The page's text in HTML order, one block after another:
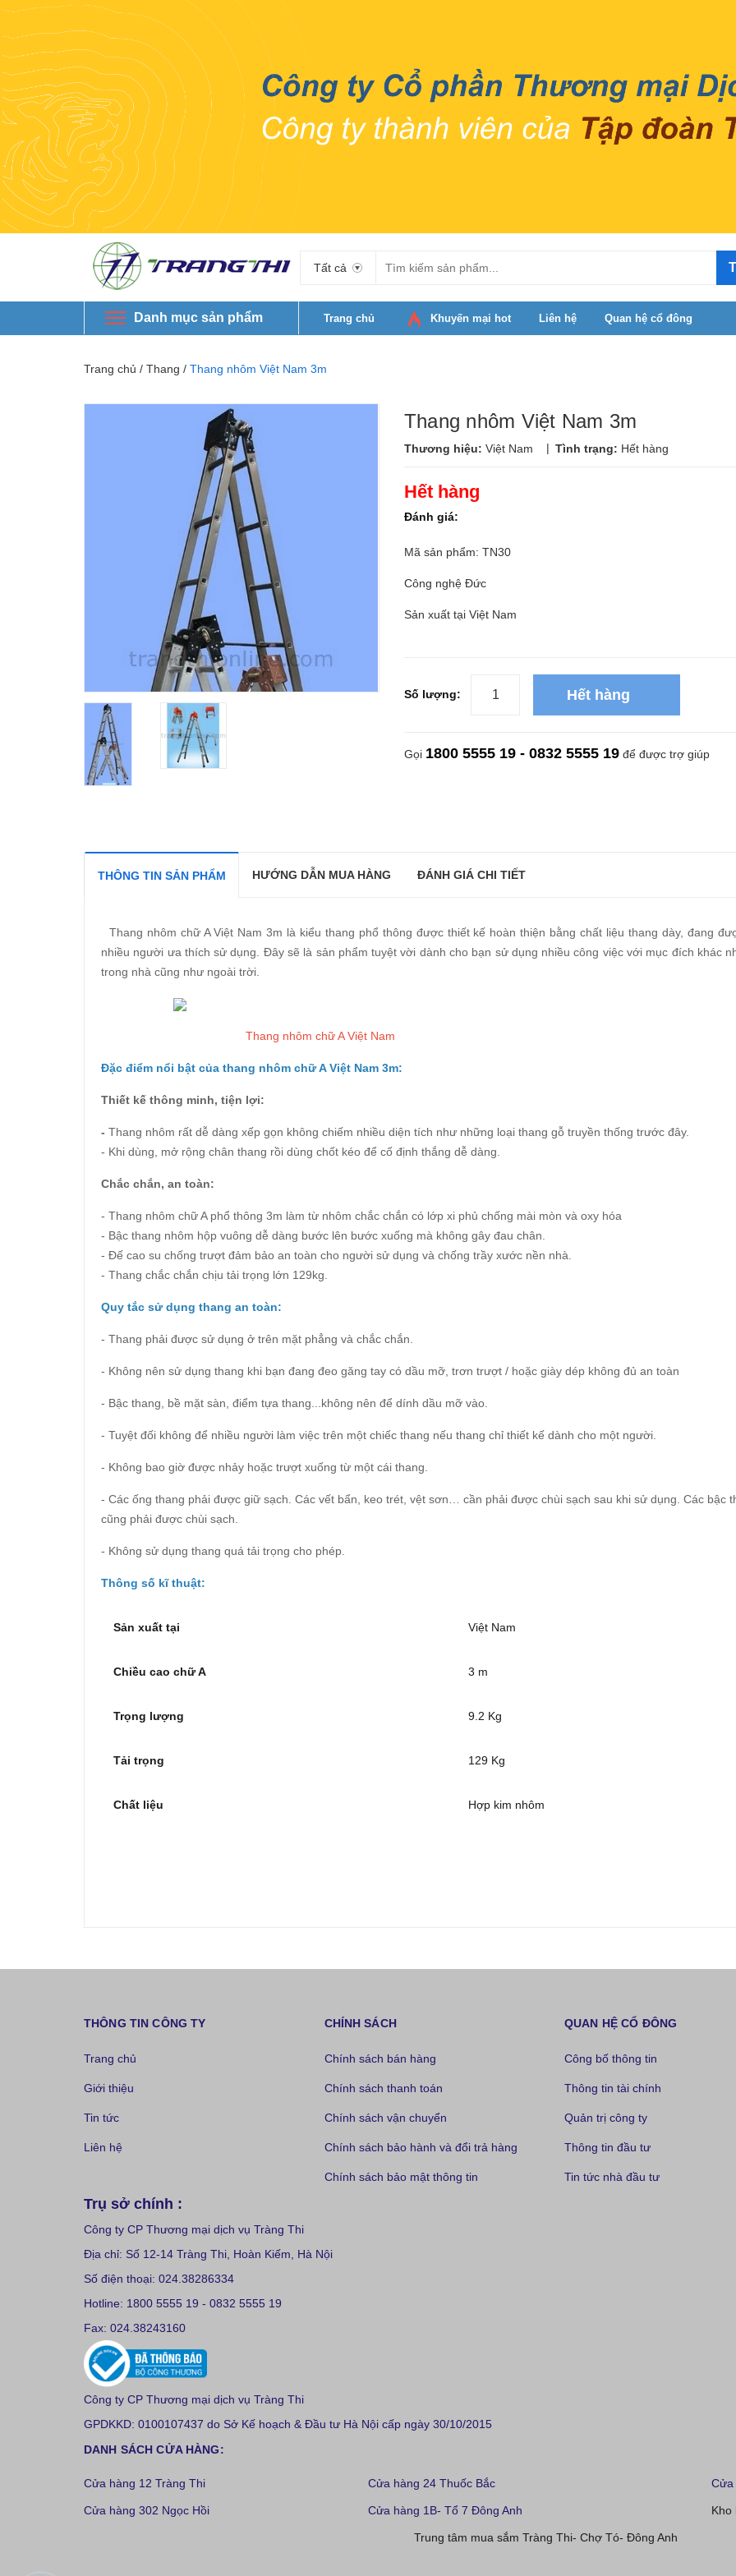
Tất cả
Danh mục sản phẩm Trang chủ Khuyến mại hot Liên hệ Quan hệ cổ đông
Trang chủ / Thang / Thang nhôm Việt Nam 3m
Thang nhôm Việt Nam 3m
Thương hiệu: Việt Nam | Tình trạng: Hết hàng
Hết hàng
Đánh giá:
Mã sản phẩm: TN30
Công nghệ Đức
Sản xuất tại Việt Nam
Số lượng: Hết hàng
Gọi 1800 5555 19 - 0832 5555 19 để được trợ giúp
THÔNG TIN SẢN PHẨM HƯỚNG DẪN MUA HÀNG ĐÁNH GIÁ CHI TIẾT
Thang nhôm chữ A Việt Nam 3m là kiểu thang phổ thông được thiết kế hoàn thiện bằng chất liệu thang dày, đang
nhiều người ưa thích sử dụng. Đây sẽ là sản phẩm tuyệt vời dành cho bạn sử dụng nhiều công việc với mục đích khác
trong nhà cũng như ngoài trời.
Thang nhôm chữ A Việt Nam
Đặc điểm nổi bật của thang nhôm chữ A Việt Nam 3m:
Thiết kế thông minh, tiện lợi:
- Thang nhôm rất dễ dàng xếp gọn không chiếm nhiều diện tích như những loại thang gỗ truyền thống trước đây.
- Khi dùng, mở rộng chân thang rồi dùng chốt kéo để cố định thắng dễ dàng.
Chắc chắn, an toàn:
- Thang nhôm chữ A phổ thông 3m làm từ nhôm chắc chắn có lớp xi phủ chống mài mòn và oxy hóa
- Bậc thang nhôm hộp vuông dễ dàng bước lên bước xuống mà không gây đau chân.
- Đế cao su chống trượt đảm bảo an toàn cho người sử dụng và chống trầy xước nền nhà.
- Thang chắc chắn chịu tải trọng lớn 129kg.
Quy tắc sử dụng thang an toàn:
- Thang phải được sử dụng ở trên mặt phẳng và chắc chắn.
- Không nên sử dụng thang khi bạn đang đeo găng tay có dầu mỡ, trơn trượt / hoặc giày dép không đủ an toàn
- Bậc thang, bề mặt sàn, điểm tựa thang...không nên để dính dầu mỡ vào.
- Tuyệt đối không để nhiều người làm việc trên một chiếc thang nếu thang chỉ thiết kế dành cho một người.
- Không bao giờ được nhảy hoặc trượt xuống từ một cái thang.
- Các ống thang phải được giữ sạch. Các vết bẩn, keo trét, vệt sơn… cần phải được chùi sạch sau khi sử dụng. Các bậc
cũng phải được chùi sạch.
- Không sử dụng thang quá tải trọng cho phép.
Thông số kĩ thuật:
Sản xuất tại Việt Nam
Chiều cao chữ A 3 m
Trọng lượng 9.2 Kg
Tải trọng 129 Kg
Chất liệu Hợp kim nhôm
THÔNG TIN CÔNG TY
Trang chủ
Giới thiệu
Tin tức
Liên hệ
CHÍNH SÁCH
Chính sách bán hàng
Chính sách thanh toán
Chính sách vận chuyển
Chính sách bảo hành và đổi trả hàng
Chính sách bảo mật thông tin
QUAN HỆ CỔ ĐÔNG
Công bố thông tin
Thông tin tài chính
Quản trị công ty
Thông tin đầu tư
Tin tức nhà đầu tư
Trụ sở chính :
Công ty CP Thương mại dịch vụ Tràng Thi
Địa chỉ: Số 12-14 Tràng Thi, Hoàn Kiếm, Hà Nội
Số điện thoại: 024.38286334
Hotline: 1800 5555 19 - 0832 5555 19
Fax: 024.38243160
Công ty CP Thương mại dịch vụ Tràng Thi
GPDKKD: 0100107437 do Sở Kế hoạch & Đầu tư Hà Nội cấp ngày 30/10/2015
DANH SÁCH CỬA HÀNG:
Cửa hàng 12 Tràng Thi Cửa hàng 24 Thuốc Bắc Cửa
Cửa hàng 302 Ngọc Hồi Cửa hàng 1B- Tổ 7 Đông Anh Kho
Trung tâm mua sắm Tràng Thi- Chợ Tó- Đông Anh